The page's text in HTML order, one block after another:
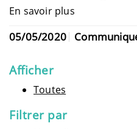
En savoir plus
05/05/2020
Afficher
Toutes
Filtrer par